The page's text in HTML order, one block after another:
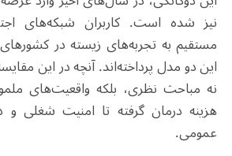
نیز شده است. کاربران شبکه‌های
مستقیم به تجربه‌های زیسته در
این دو مدل پرداخته‌اند. آنچه در این
نه مباحث نظری، بلکه واقعیت‌های
هزینه درمان گرفته تا امنیت شغلی
عمومی.